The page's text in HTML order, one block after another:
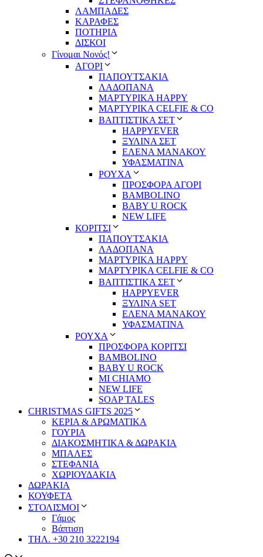
ΛΑΜΠΑΔΕΣ
ΚΑΡΑΦΕΣ
ΠΟΤΗΡΙΑ
ΔΙΣΚΟΙ
Γίνομαι Νονός!
ΑΓΟΡΙ
ΠΑΠΟΥΤΣΑΚΙΑ
ΛΑΔΟΠΑΝΑ
ΜΑΡΤΥΡΙΚΑ HAPPY
ΜΑΡΤΥΡΙΚΑ CELFIE & CO
ΒΑΠΤΙΣΤΙΚΑ ΣΕΤ
HAPPYEVER
ΞΥΛΙΝΑ ΣΕΤ
ΕΛΕΝΑ ΜΑΝΑΚΟΥ
ΥΦΑΣΜΑΤΙΝΑ
ΡΟΥΧΑ
ΠΡΟΣΦΟΡΑ ΑΓΟΡΙ
BAMBOLINO
BABY U ROCK
NEW LIFE
ΚΟΡΙΤΣΙ
ΠΑΠΟΥΤΣΑΚΙΑ
ΛΑΔΟΠΑΝΑ
ΜΑΡΤΥΡΙΚΑ HAPPY
ΜΑΡΤΥΡΙΚΑ CELFIE & CO
ΒΑΠΤΙΣΤΙΚΑ ΣΕΤ
HAPPYEVER
ΞΥΛΙΝΑ SET
ΕΛΕΝΑ ΜΑΝΑΚΟΥ
ΥΦΑΣΜΑΤΙΝΑ
ΡΟΥΧΑ
ΠΡΟΣΦΟΡΑ ΚΟΡΙΤΣΙ
BAMBOLINO
BABY U ROCK
MI CHIAMO
NEW LIFE
SOAP TALES
CHRISTMAS GIFTS 2025
ΚΕΡΙΑ & ΑΡΩΜΑΤΙΚΑ
ΓΟΥΡΙΑ
ΔΙΑΚΟΣΜΗΤΙΚΑ & ΔΩΡΑΚΙΑ
ΜΠΑΛΕΣ
ΣΤΕΦΑΝΙΑ
ΧΩΡΙΟΥΔΑΚΙΑ
ΔΩΡΑΚΙΑ
ΚΟΥΦΕΤΑ
ΣΤΟΛΙΣΜΟΙ
Γάμος
Βάπτιση
ΤΗΛ. +30 210 3222194